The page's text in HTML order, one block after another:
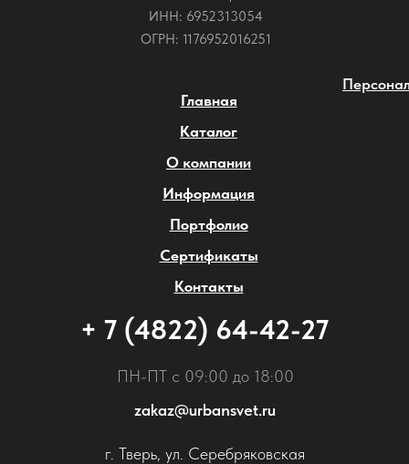
ИНН: 6952313054
ОГРН: 1176952016251
Главная
Каталог
О компании
Информация
Портфолио
Сертификаты
Контакты
ПН-ПТ с 09:00 до 18:00
г. Тверь, ул. Серебряковская
+ 7 (4822) 64-42-27
zakaz@urbansvet.ru